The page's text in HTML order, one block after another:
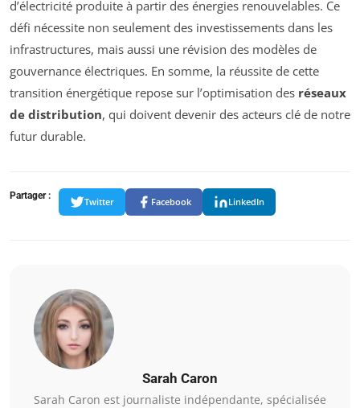
d’électricité produite à partir des énergies renouvelables. Ce
défi nécessite non seulement des investissements dans les
infrastructures, mais aussi une révision des modèles de
gouvernance électriques. En somme, la réussite de cette
transition énergétique repose sur l’optimisation des réseaux
de distribution, qui doivent devenir des acteurs clé de notre
futur durable.
Partager :
Twitter Facebook LinkedIn
Sarah Caron
Sarah Caron est journaliste indépendante, spécialisée